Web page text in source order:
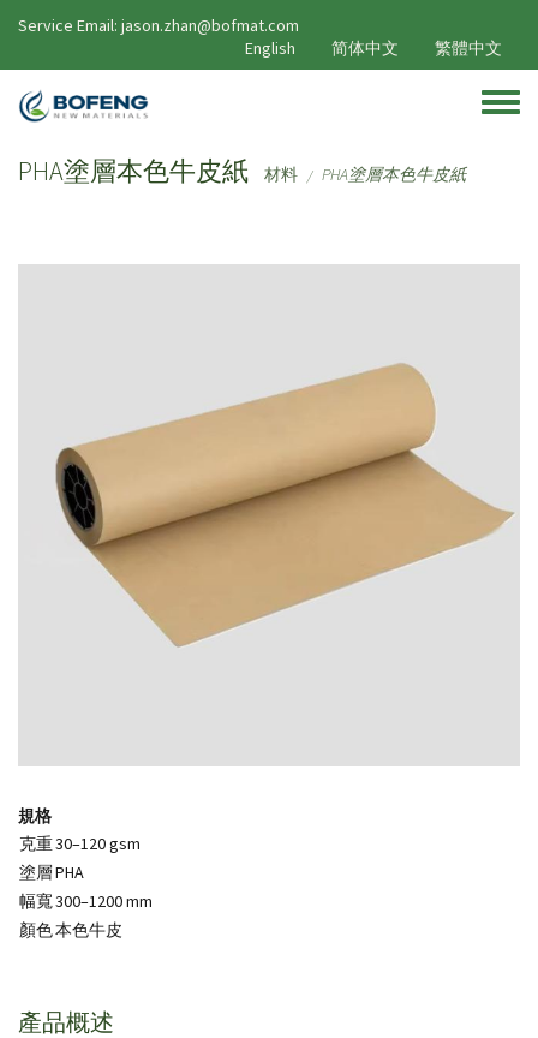
Service Email: jason.zhan@bofmat.com
English
简体中文 繁體中文
Toggle
PHA塗層本色牛皮紙 材料 / PHA塗層本色牛皮紙
規格
克重30–120 gsm
塗層PHA
幅寬300–1200 mm
顏色本色牛皮
產品概述